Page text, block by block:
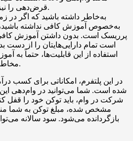
قرض‌دهی را نیز در این صرافی تجربه کنید.
به‌خاطر داشته باشید که اگر در
به‌خصوص آموزش کافی نداشته باشید،
پرریسک است. بدون داشتن آموزش
است تمام دارایی‌هایتان را از دست
استفاده از این قابلیت‌ها، حتماً به
مخاطرات همراه با آنها توجه کنید.
در این پلتفرم، امکاناتی برای کسب
شده است. شما می‌توانید در وام‌دهی
شرکت در وام، باید توکن خود را قفل
مشخص شده، مبلغ توکن به شما